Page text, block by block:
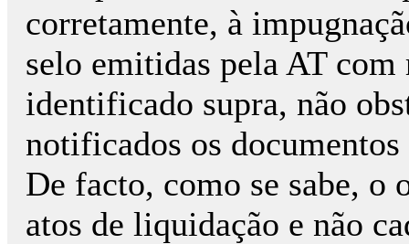
corretamente, à
selo emitidas pela AT
identificado supra, não
notificados os documentos
De facto, como se sabe, o
atos de liquidação e não